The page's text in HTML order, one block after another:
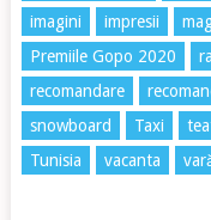
imagini
impresii
Premiile Gopo 2020
recomandare
snowboard
Taxi
Tunisia
vacanta